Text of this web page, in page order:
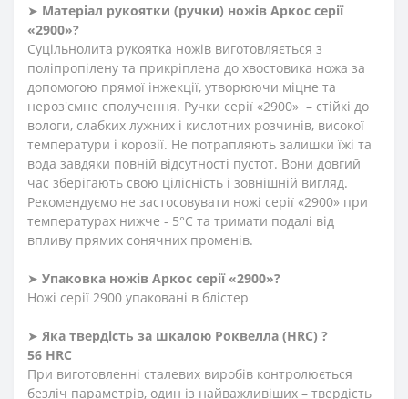
➤ Матеріал рукоятки (ручки) ножів Аркос серії
«2900»?
Суцільнолита рукоятка ножів виготовляється з
поліпропілену та прикріплена до хвостовика ножа за
допомогою прямої інжекції, утворюючи міцне та
нероз'ємне сполучення. Ручки серії «2900» – стійкі до
вологи, слабких лужних і кислотних розчинів, високої
температури і корозії. Не потрапляють залишки їжі та
вода завдяки повній відсутності пустот. Вони довгий
час зберігають свою цілісність і зовнішній вигляд.
Рекомендуємо не застосовувати ножі серії «2900» при
температурах нижче - 5°С та тримати подалі від
впливу прямих сонячних променів.
➤ Упаковка ножів Аркос серії «2900»?
Ножі серії 2900 упаковані в блістер
➤ Яка твердість за шкалою Роквелла (HRC) ?
56 HRC
При виготовленні сталевих виробів контролюється
безліч параметрів, один із найважливіших – твердість